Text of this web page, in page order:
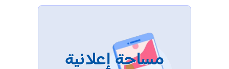
مساحة إعلانية